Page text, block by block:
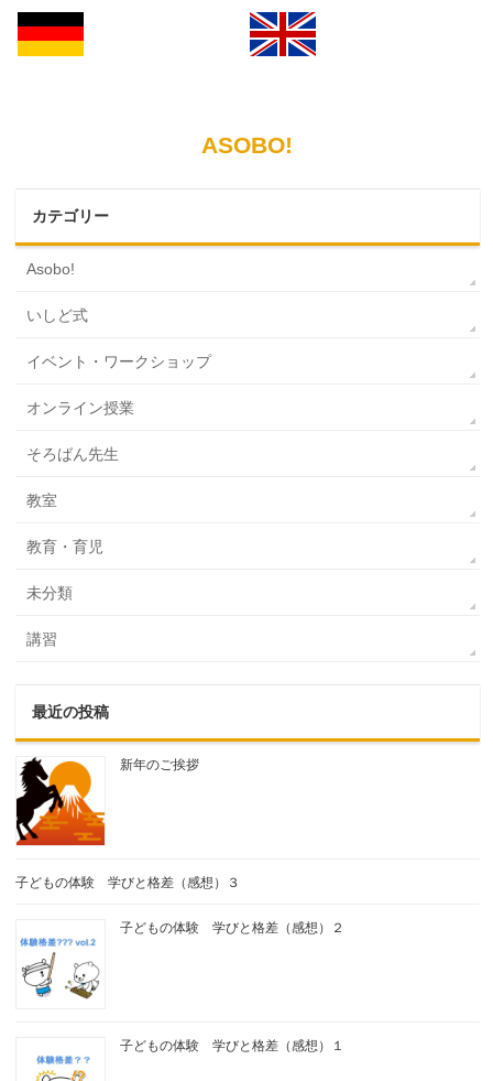
ASOBO!
カテゴリー
Asobo!
いしど式
イベント・ワークショップ
オンライン授業
そろばん先生
教室
教育・育児
未分類
講習
最近の投稿
新年のご挨拶
子どもの体験 学びと格差（感想）３
子どもの体験 学びと格差（感想）２
子どもの体験 学びと格差（感想）１